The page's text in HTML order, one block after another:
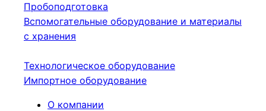
Пробоподготовка
Вспомогательные оборудование и материалы
с хранения
Технологическое оборудование
Импортное оборудование
О компании